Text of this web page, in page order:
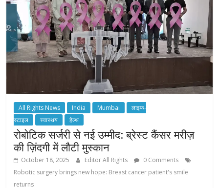
All Rights News India Mumbai
लाइफ-
स्टाइल
स्वास्थय हेल्थ
रोबोटिक सर्जरी से नई उम्मीद: ब्रेस्ट कैंसर मरीज़
की ज़िंदगी में लौटी मुस्कान
October 18, 2025 Editor All Rights
0 Comments
Robotic surgery brings new hope: Breast cancer patient's smile
returns